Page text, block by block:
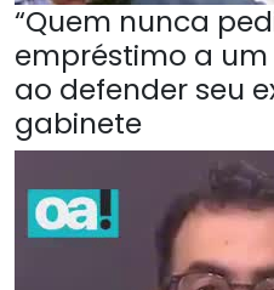
“Quem nunca
empréstimo a um
ao defender seu
gabinete